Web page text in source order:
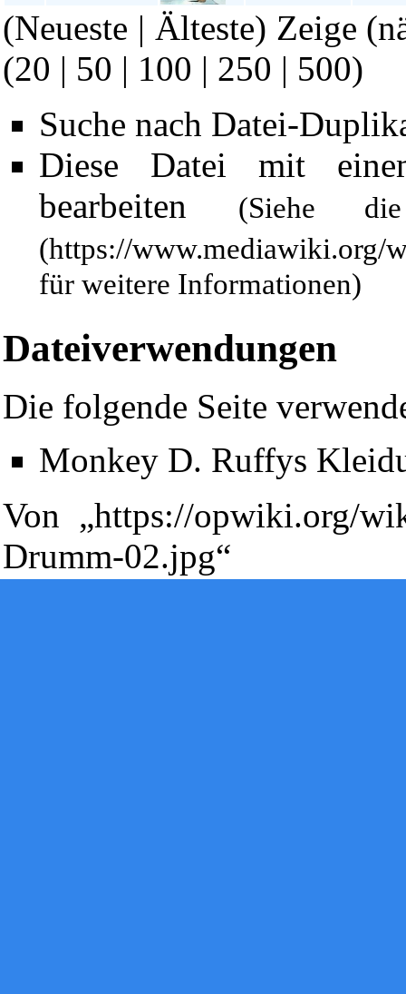
(Neueste | Älteste) Zeige
(20 | 50 | 100 | 250 | 500)
Suche nach Datei-
Diese Datei mit
bearbeiten
(Siehe
für weitere Informationen)
Dateiverwendungen
Die folgende Seite
Monkey D. Ruffys
Von „https://opwiki.org/
Drumm-02.jpg“
Diese Seite wurde zuletzt am 9. Januar 2009 um 18:17 Uhr
Powered by Computer-Base
Datenschutz-Optionen